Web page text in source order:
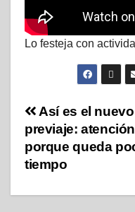
Lo festeja con
Así es el nuevo
previaje: atención
porque queda
tiempo